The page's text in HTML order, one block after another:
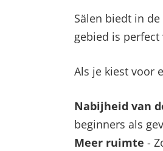
Sälen biedt in
gebied is
Als je kiest voor
Nabijheid van
beginners als
Meer ruimte -